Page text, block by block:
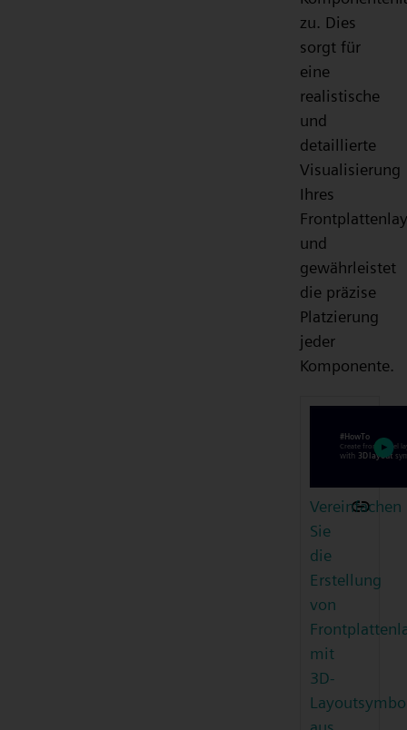
zu. Dies
sorgt für
eine
realistische
und
detaillierte
Visualisierung
Ihres
und
gewährleistet
die präzise
Platzierung
jeder
Komponente.
Vereinfachen
Sie
die
Erstellung
von
mit
3D-